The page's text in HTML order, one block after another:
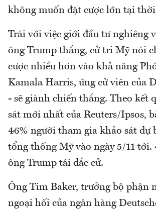
không muốn đặt cược lớn tại thời
Trái với việc giới đầu tư nghiêng
ông Trump thắng, cử tri Mỹ nói
cược nhiều hơn vào khả năng
Kamala Harris, ứng cử viên của
- sẽ giành chiến thắng. Theo kết
sát mới nhất của Reuters/Ipsos,
46% người tham gia khảo sát dự
tổng thống Mỹ vào ngày 5/11 tới.
ông Trump tái đắc cử.
Ông Tim Baker, trưởng bộ phận
ngoại hối của ngân hàng